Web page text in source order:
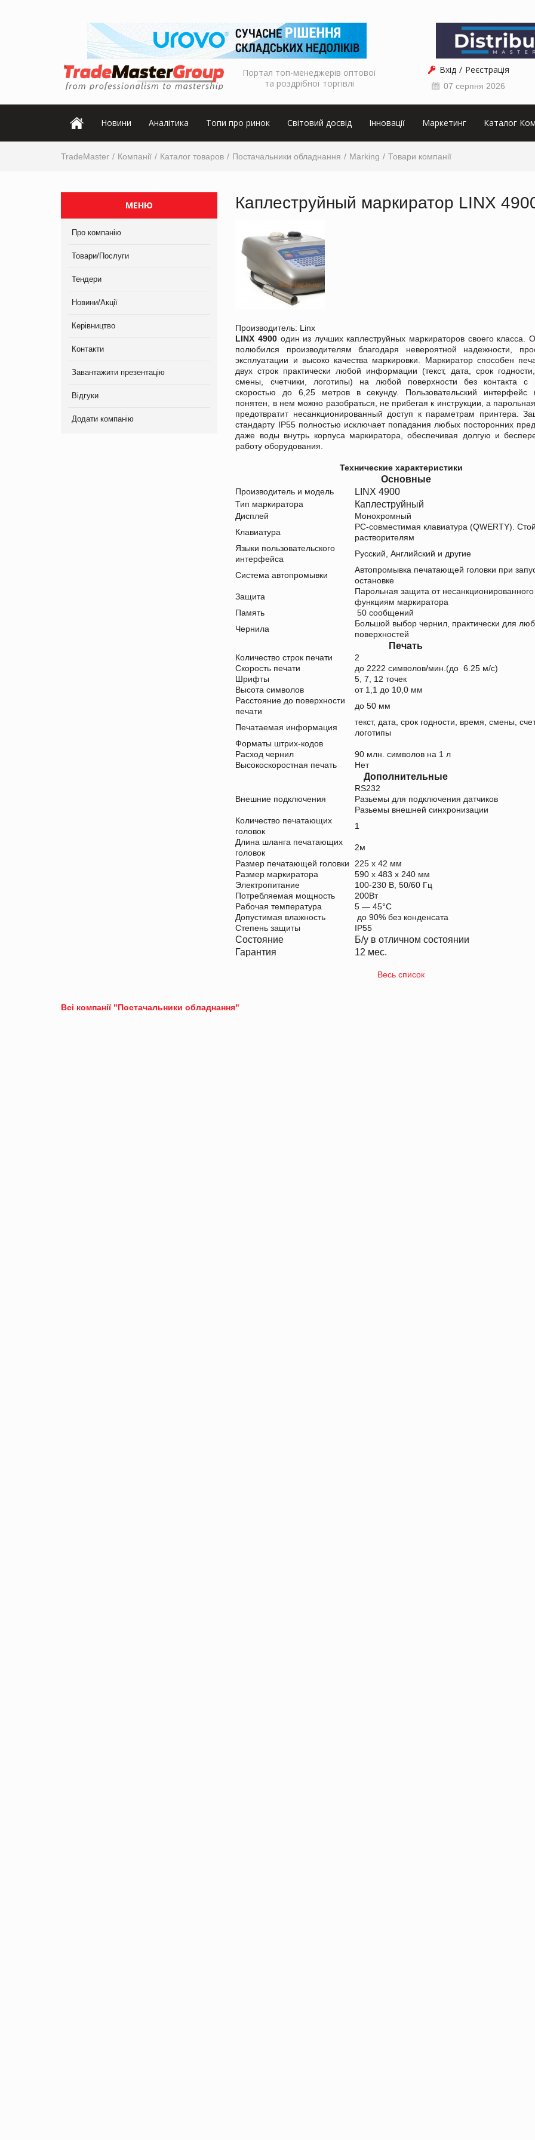
Портал топ-менеджерів оптової
та роздрібної торгівлі
Вхід Реєстрація
07 серпня 2026
Новини Аналітика Топи про ринок Світовий досвід Інновації Маркетинг Каталог
TradeMaster Компанії Каталог товаров Постачальники обладнання Marking Товари компанії
МЕНЮ
Про компанію
Товари/Послуги
Тендери
Новини/Акції
Керівництво
Контакти
Завантажити презентацію
Відгуки
Додати компанію
Каплеструйный маркиратор LINX
Производитель: Linx
LINX 4900 один из лучших каплеструйных маркираторов своего класса.
полюбился производителям благодаря невероятной надежности,
эксплуатации и высоко качества маркировки. Маркиратор способен
двух строк практически любой информации (текст, дата, срок
смены, счетчики, логотипы) на любой поверхности без контакта с
скоростью до 6,25 метров в секунду. Пользовательский интерфейс
понятен, в нем можно разобраться, не прибегая к инструкции, а
предотвратит несанкционированный доступ к параметрам принтера.
стандарту IP55 полностью исключает попадания любых посторонних
даже воды внутрь корпуса маркиратора, обеспечивая долгую и
работу оборудования.
Технические характеристики
Основные
Производитель и модель LINX 4900
Тип маркиратора Каплеструйный
Дисплей
Монохромный
Клавиатура
PC-совместимая клавиатура (QWERTY).
растворителям
Языки пользовательского
интерфейса
Русский, Английский и другие
Система автопромывки
Автопромывка печатающей головки при
остановке
Защита
Парольная защита от несанкционированного
функциям маркиратора
Память
50 сообщений
Чернила
Большой выбор чернил, практически для
поверхностей
Печать
Количество строк печати
2
Скорость печати
до 2222 символов/мин.(до 6.25 м/с)
Шрифты
5, 7, 12 точек
Высота символов
от 1,1 до 10,0 мм
Расстояние до поверхности
печати
до 50 мм
Печатаемая информация
текст, дата, срок годности, время, смены,
логотипы
Форматы штрих-кодов
Расход чернил
90 млн. символов на 1 л
Высокоскоростная печать
Нет
Дополнительные
Внешние подключения
RS232
Разьемы для подключения датчиков
Разьемы внешней синхронизации
Количество печатающих
головок
1
Длина шланга печатающих
головок
2м
Размер печатающей головки
225 х 42 мм
Размер маркиратора
590 х 483 х 240 мм
Электропитание
100-230 В, 50/60 Гц
Потребляемая мощность
200Вт
Рабочая температура
5 — 45°С
Допустимая влажность
до 90% без конденсата
Степень защиты
IP55
Состояние
Б/у в отличном состоянии
Гарантия
12 мес.
Весь список
Всі компанії "Постачальники обладнання"